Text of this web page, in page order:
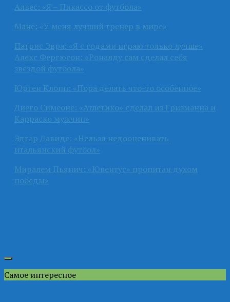
Алвес: «Я – Пикассо от футбола»
Мане: «У меня лучший тренер в мире»
Патрис Эвра: «Я с годами играю только лучше»
Алекс Фергюсон: «Роналду сам сделал себя
звездой футбола»
Юрген Клопп: «Пора делать что-то особенное»
Диего Симеоне: «Атлетико» сделал из Гризманна и
Карраско мужчин»
Эдгар Давидс: «Нельзя недооценивать
итальянский футбол»
Миралем Пьянич: «Ювентус» пропитан духом
победы»
Самое интересное